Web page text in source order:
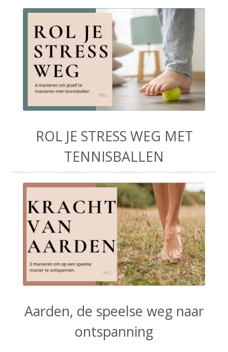
ROL JE STRESS WEG MET
TENNISBALLEN
Aarden, de speelse weg naar
ontspanning